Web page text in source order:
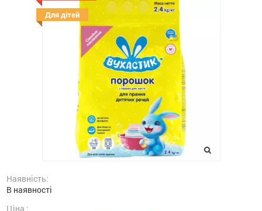
Для дітей
Наявність:
В наявності
Ціна :